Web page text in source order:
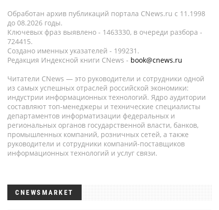
Обработан архив публикаций портала CNews.ru c 11.1998
до 08.2026 годы.
Ключевых фраз выявлено - 1463330, в очереди разбора -
724415.
Создано именных указателей - 199231.
Редакция Индексной книги CNews - book@cnews.ru
Читатели CNews — это руководители и сотрудники одной
из самых успешных отраслей российской экономики:
индустрии информационных технологий. Ядро аудитории
составляют топ-менеджеры и технические специалисты
департаментов информатизации федеральных и
региональных органов государственной власти, банков,
промышленных компаний, розничных сетей, а также
руководители и сотрудники компаний-поставщиков
информационных технологий и услуг связи.
CNEWSMARKET